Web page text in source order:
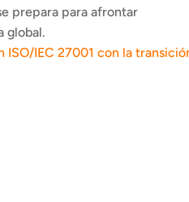
prepara para afrontar
global.
IEC 27001 con la